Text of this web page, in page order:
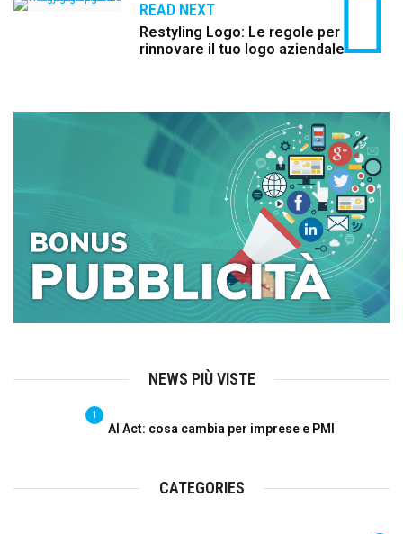
READ NEXT
Restyling Logo: Le regole per
rinnovare il tuo logo aziendale
NEWS PIÙ VISTE
1
AI Act: cosa cambia per imprese e PMI
CATEGORIES